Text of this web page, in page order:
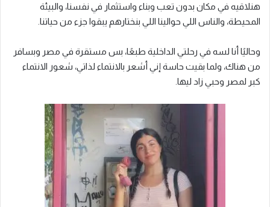
هنلاقيه في مكان بدون تعب وبناء واستثمار في نفسنا، والبيئة
المحيطة، والناس اللي حوالينا اللي بنختارهم يبقوا جزء من حياتنا.
وحاليًا أنا لسه في رحلتي الداخلية طبعًا، بس مستقرة في مصر وبسافر
من هناك، ولما بقيت حاسة إني أشعر بالانتماء لذاتي، شعور الانتماء
كبر لمصر وحبي زاد ليها.